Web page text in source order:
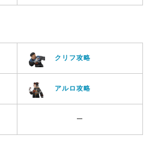
クリフ攻略
アルロ攻略
ー